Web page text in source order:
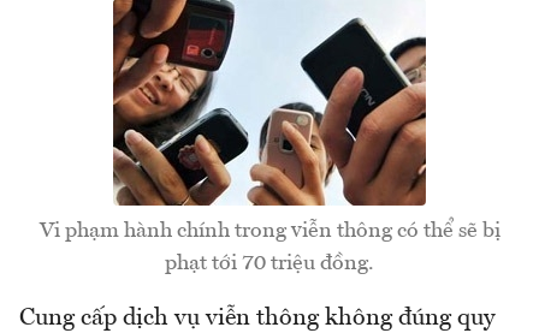
Vi phạm hành chính trong viễn thông có thể sẽ bị
phạt tới 70 triệu đồng.
Cung cấp dịch vụ viễn thông không đúng quy